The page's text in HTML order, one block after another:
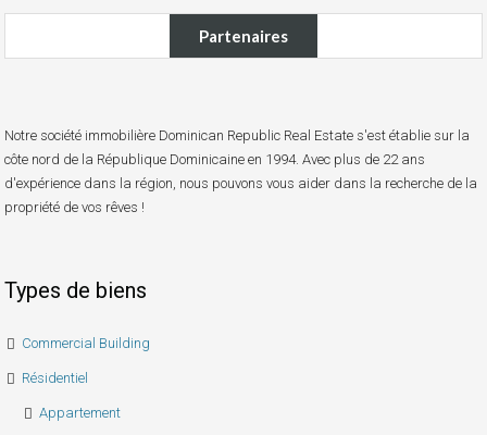
Partenaires
Notre société immobilière Dominican Republic Real Estate s'est établie sur la
côte nord de la République Dominicaine en 1994. Avec plus de 22 ans
d'expérience dans la région, nous pouvons vous aider dans la recherche de la
propriété de vos rêves !
Types de biens
Commercial Building
Résidentiel
Appartement